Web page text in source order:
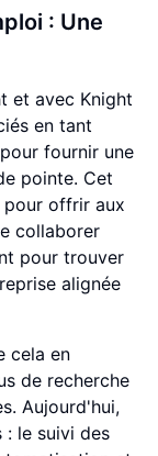
: Une
et avec Knight
en tant
fournir une
pointe. Cet
offrir aux
collaborer
pour trouver
alignée
cela en
de recherche
Aujourd'hui,
: le suivi des